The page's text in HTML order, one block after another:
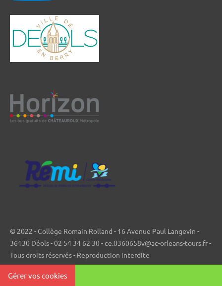
© 2022 - Collège Romain Rolland - 16 Avenue Paul Langevin -
36130 Déols - 02 54 34 62 30 - ce.0360658v@ac-orleans-tours.fr -
Tous droits réservés - Reproduction interdite
Gérer vos cookies